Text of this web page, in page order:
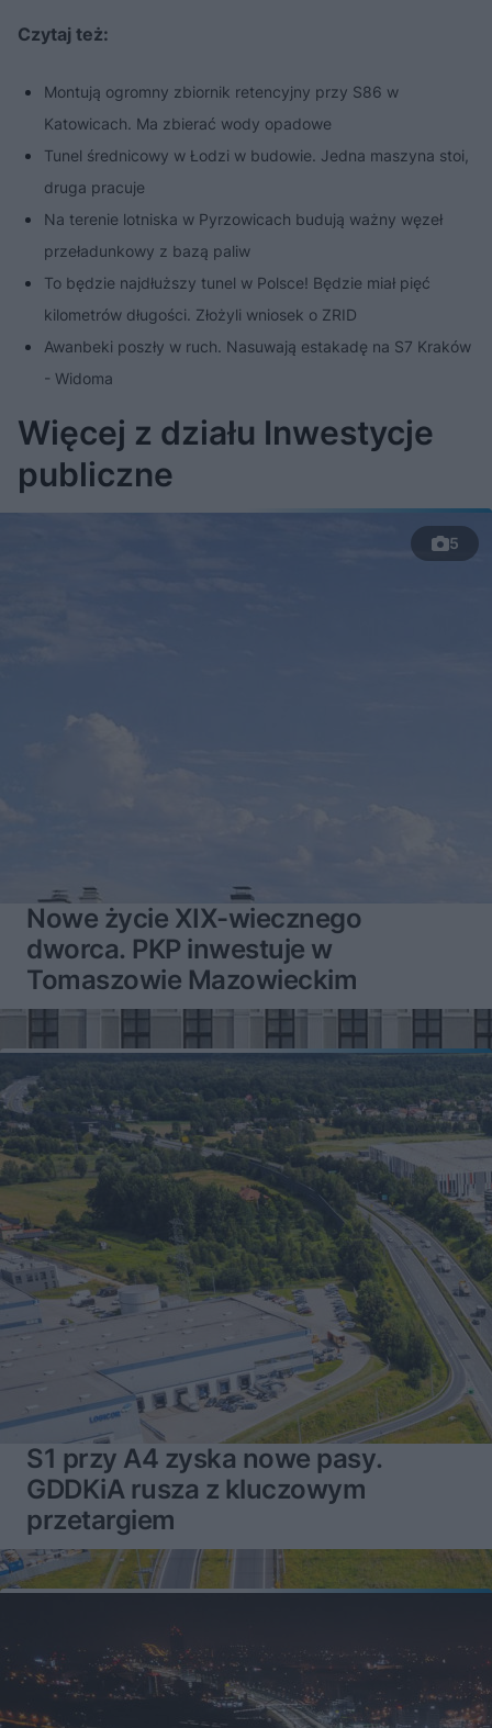
Czytaj też:
Montują ogromny zbiornik retencyjny przy S86 w
Katowicach. Ma zbierać wody opadowe
Tunel średnicowy w Łodzi w budowie. Jedna maszyna stoi,
druga pracuje
Na terenie lotniska w Pyrzowicach budują ważny węzeł
przeładunkowy z bazą paliw
To będzie najdłuższy tunel w Polsce! Będzie miał pięć
kilometrów długości. Złożyli wniosek o ZRID
Awanbeki poszły w ruch. Nasuwają estakadę na S7 Kraków
- Widoma
Więcej z działu Inwestycje
publiczne
5
Nowe życie XIX-wiecznego
dworca. PKP inwestuje w
Tomaszowie Mazowieckim
S1 przy A4 zyska nowe pasy.
GDDKiA rusza z kluczowym
przetargiem